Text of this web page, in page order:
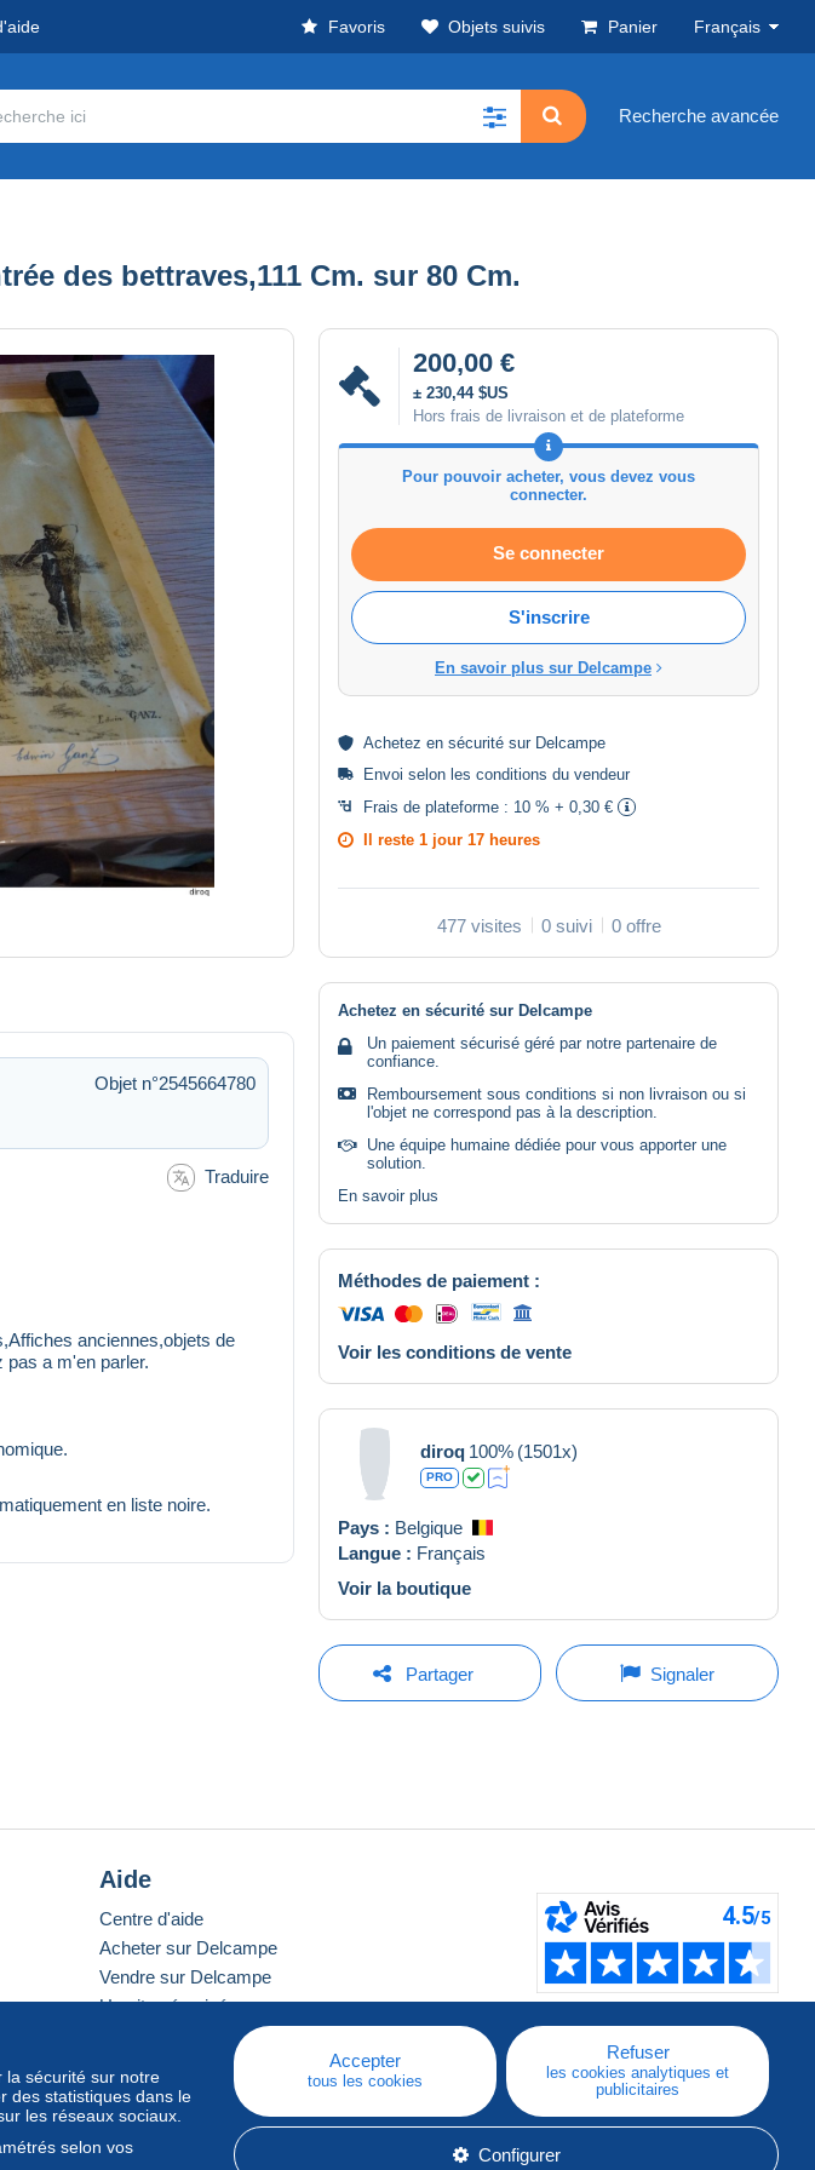
Favoris Objets suivis Panier Français
Recherche avancée
des bettraves,111 Cm. sur 80 Cm.
200,00 €
± 230,44 $US
Hors frais de livraison et de plateforme
Pour pouvoir acheter, vous devez vous
connecter.
Se connecter
S'inscrire
En savoir plus sur Delcampe
Achetez en sécurité sur Delcampe
Envoi selon les conditions du vendeur
Frais de plateforme : 10 % + 0,30 €
Il reste 1 jour 17 heures
477 visites 0 suivi 0 offre
Objet n°2545664780
Traduire
anciennes,objets de
a m'en parler.
en liste noire.
Achetez en sécurité sur Delcampe
Un paiement sécurisé géré par notre partenaire de
confiance.
Remboursement sous conditions si non livraison ou si
l'objet ne correspond pas à la description.
Une équipe humaine dédiée pour vous apporter une
solution.
En savoir plus
Méthodes de paiement :
Voir les conditions de vente
diroq 100% (1501x)
PRO
Pays : Belgique
Langue : Français
Voir la boutique
Partager Signaler
la sécurité sur notre
des statistiques dans le
les réseaux sociaux.
selon vos
Accepter
tous les cookies
Refuser
les cookies analytiques et
publicitaires
Configurer
Aide
Centre d'aide
Acheter sur Delcampe
Vendre sur Delcampe
Un site sécurisé